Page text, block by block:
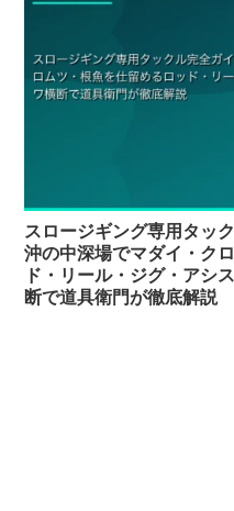
スロージギング専用タッ
沖の中深場でマダイ・ク
ド・リール・ジグ・アシ
断で道具衛門が徹底解説